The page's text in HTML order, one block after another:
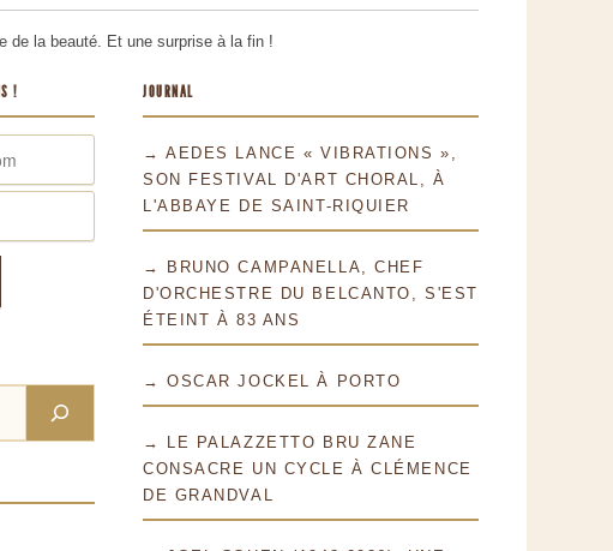
de la beauté. Et une surprise à la fin !
! JOURNAL
→ AEDES LANCE « VIBRATIONS »,
SON FESTIVAL D'ART CHORAL, À
L'ABBAYE DE SAINT-RIQUIER
→ BRUNO CAMPANELLA, CHEF
D'ORCHESTRE DU BELCANTO, S'EST
ÉTEINT À 83 ANS
→ OSCAR JOCKEL À PORTO
→ LE PALAZZETTO BRU ZANE
CONSACRE UN CYCLE À CLÉMENCE
DE GRANDVAL